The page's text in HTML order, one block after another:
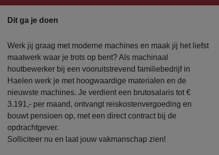
Dit ga je doen
Werk jij graag met moderne machines en maak jij het liefst
maatwerk waar je trots op bent? Als machinaal
houtbewerker bij een vooruitstrevend familiebedrijf in
Haelen werk je met hoogwaardige materialen en de
nieuwste machines. Je verdient een brutosalaris tot €
3.191,- per maand, ontvangt reiskostenvergoeding en
bouwt pensioen op, met een direct contract bij de
opdrachtgever.
Solliciteer nu en laat jouw vakmanschap zien!